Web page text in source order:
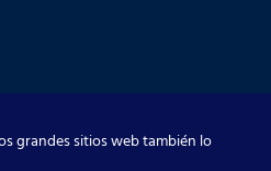
grandes sitios web también lo